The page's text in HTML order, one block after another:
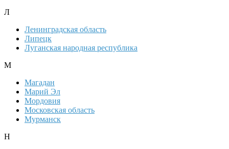
Л
Ленинградская область
Липецк
Луганская народная республика
М
Магадан
Марий Эл
Мордовия
Московская область
Мурманск
Н